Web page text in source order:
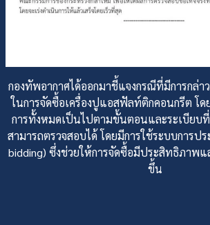
กองทัพอากาศได้ออกมาชี้แจงกรณีที่มีการกล่า
ในการจัดซื้อเครื่องปูแอสฟัลท์ติกคอนกรีต โด
การทั้งหมดเป็นไปตามขั้นตอนและระเบียบที่
สามารถตรวจสอบได้ โดยมีการใช้ระบบการป
bidding) ซึ่งช่วยให้การจัดซื้อมีประสิทธิภาพแ
ขึ้น